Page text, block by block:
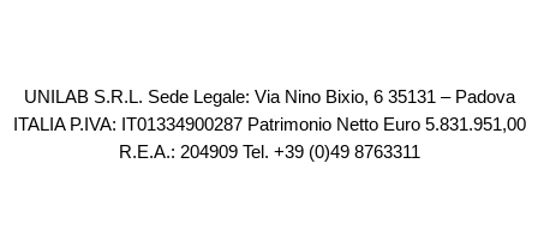
UNILAB S.R.L. Sede Legale: Via Nino Bixio, 6 35131 – Padova
ITALIA P.IVA: IT01334900287 Patrimonio Netto Euro 5.831.951,00
R.E.A.: 204909 Tel. +39 (0)49 8763311